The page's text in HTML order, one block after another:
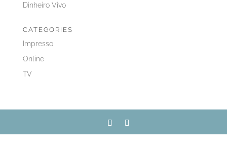
Dinheiro Vivo
CATEGORIES
Impresso
Online
TV